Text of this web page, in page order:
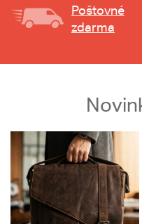
Poštovné
zdarma